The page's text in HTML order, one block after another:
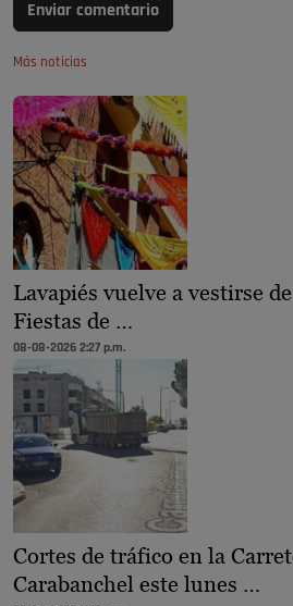
Enviar comentario
Más noticias
Lavapiés vuelve a vestirse
Fiestas de …
08-08-2026 2:27 p.m.
Cortes de tráfico en la
Carabanchel este lunes …